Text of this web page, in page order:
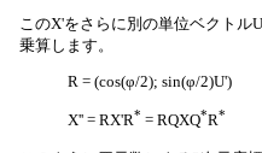
このX'をさらに別の単位ベクトル
乗算します。
R = (cos(φ/2); sin(φ/2)U')
X'' = RX'R* = RQXQ*R*